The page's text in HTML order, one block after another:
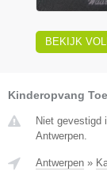
BEKIJK
Kinderopvang
Niet gevestigd
Antwerpen.
Antwerpen »